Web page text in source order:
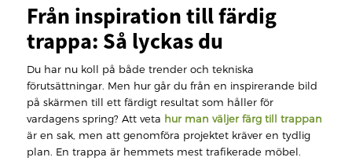
Från inspiration till färdig
trappa: Så lyckas du
Du har nu koll på både trender och tekniska
förutsättningar. Men hur går du från en inspirerande bild
på skärmen till ett färdigt resultat som håller för
vardagens spring? Att veta hur man väljer färg till trappan
är en sak, men att genomföra projektet kräver en tydlig
plan. En trappa är hemmets mest trafikerade möbel.